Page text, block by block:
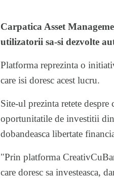
Carpatica Asset
utilizatorii sa-si dezvolte
Platforma reprezinta o
care isi doresc acest lucru.
Site-ul prezinta retete
oportunitatile de investitii din
dobandeasca libertate
"Prin platforma
care doresc sa investeasca,